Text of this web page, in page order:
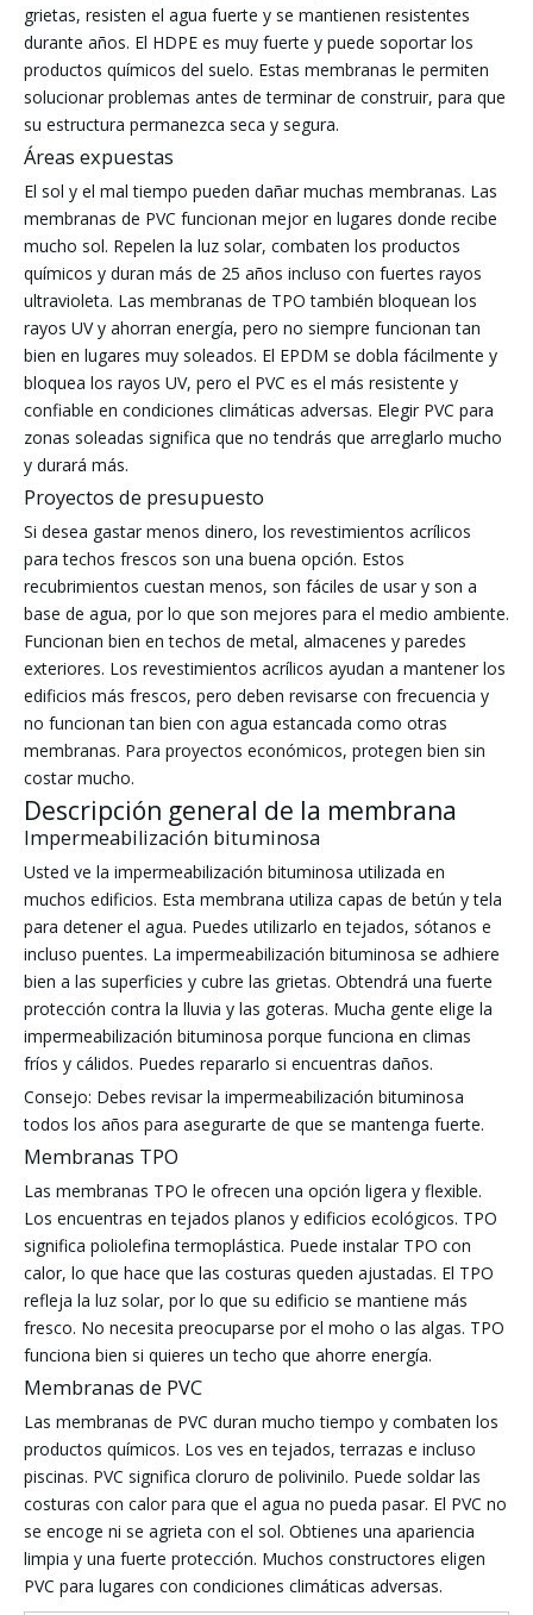
grietas, resisten el agua fuerte y se mantienen resistentes
durante años. El HDPE es muy fuerte y puede soportar los
productos químicos del suelo. Estas membranas le permiten
solucionar problemas antes de terminar de construir, para que
su estructura permanezca seca y segura.
Áreas expuestas
El sol y el mal tiempo pueden dañar muchas membranas. Las
membranas de PVC funcionan mejor en lugares donde recibe
mucho sol. Repelen la luz solar, combaten los productos
químicos y duran más de 25 años incluso con fuertes rayos
ultravioleta. Las membranas de TPO también bloquean los
rayos UV y ahorran energía, pero no siempre funcionan tan
bien en lugares muy soleados. El EPDM se dobla fácilmente y
bloquea los rayos UV, pero el PVC es el más resistente y
confiable en condiciones climáticas adversas. Elegir PVC para
zonas soleadas significa que no tendrás que arreglarlo mucho
y durará más.
Proyectos de presupuesto
Si desea gastar menos dinero, los revestimientos acrílicos
para techos frescos son una buena opción. Estos
recubrimientos cuestan menos, son fáciles de usar y son a
base de agua, por lo que son mejores para el medio ambiente.
Funcionan bien en techos de metal, almacenes y paredes
exteriores. Los revestimientos acrílicos ayudan a mantener los
edificios más frescos, pero deben revisarse con frecuencia y
no funcionan tan bien con agua estancada como otras
membranas. Para proyectos económicos, protegen bien sin
costar mucho.
Descripción general de la membrana
Impermeabilización bituminosa
Usted ve la impermeabilización bituminosa utilizada en
muchos edificios. Esta membrana utiliza capas de betún y tela
para detener el agua. Puedes utilizarlo en tejados, sótanos e
incluso puentes. La impermeabilización bituminosa se adhiere
bien a las superficies y cubre las grietas. Obtendrá una fuerte
protección contra la lluvia y las goteras. Mucha gente elige la
impermeabilización bituminosa porque funciona en climas
fríos y cálidos. Puedes repararlo si encuentras daños.
Consejo: Debes revisar la impermeabilización bituminosa
todos los años para asegurarte de que se mantenga fuerte.
Membranas TPO
Las membranas TPO le ofrecen una opción ligera y flexible.
Los encuentras en tejados planos y edificios ecológicos. TPO
significa poliolefina termoplástica. Puede instalar TPO con
calor, lo que hace que las costuras queden ajustadas. El TPO
refleja la luz solar, por lo que su edificio se mantiene más
fresco. No necesita preocuparse por el moho o las algas. TPO
funciona bien si quieres un techo que ahorre energía.
Membranas de PVC
Las membranas de PVC duran mucho tiempo y combaten los
productos químicos. Los ves en tejados, terrazas e incluso
piscinas. PVC significa cloruro de polivinilo. Puede soldar las
costuras con calor para que el agua no pueda pasar. El PVC no
se encoge ni se agrieta con el sol. Obtienes una apariencia
limpia y una fuerte protección. Muchos constructores eligen
PVC para lugares con condiciones climáticas adversas.